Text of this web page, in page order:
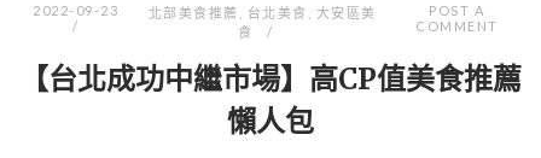
2022-09-23 北部美食推薦 台北美食
大安區美
食
POST A
COMMENT
【台北成功中繼市場】高CP值美食推薦
懶人包